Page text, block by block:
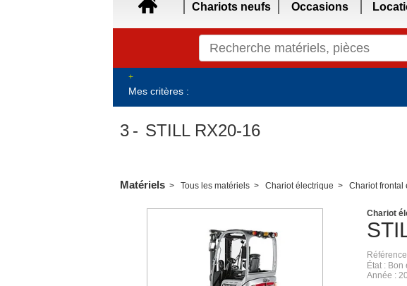
Chariots neufs Occasions
Mes critères :
Matériels Tous les matériels Chariot électrique Chariot frontal
3 STILL RX20-16
Chariot
Référence
État
Bon
Année